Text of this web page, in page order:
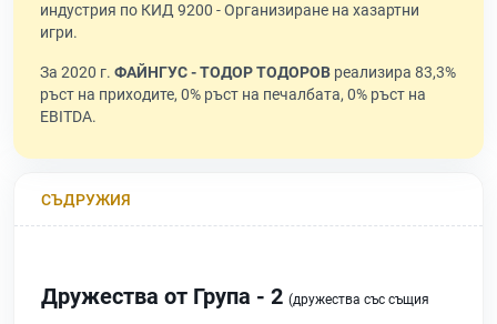
индустрия по КИД 9200 - Организиране на хазартни
игри.
За 2020 г. ФАЙНГУС - ТОДОР ТОДОРОВ реализира 83,3%
ръст на приходите, 0% ръст на печалбата, 0% ръст на
EBITDA.
СЪДРУЖИЯ
Дружества от Група - 2 (дружества със същия